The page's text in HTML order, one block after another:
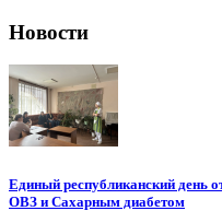
Новости
Единый республиканский день
ОВЗ и Сахарным диабетом